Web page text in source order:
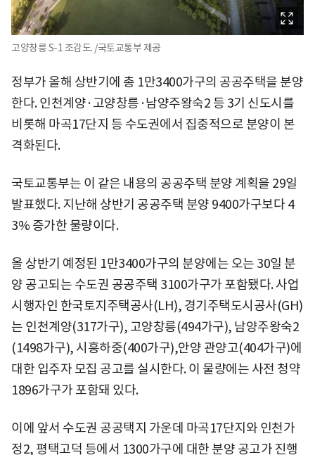
고양창릉 S-1 조감도. /국토교통부 제공
정부가 올해 상반기에 총 1만3400가구의 공공주택을 분양
한다. 인천계양·고양창릉·남양주왕숙2 등 3기 신도시를
비롯해 마곡17단지 등 수도권에서 집중적으로 분양이 본
격화된다.
국토교통부는 이 같은 내용의 공공주택 분양 계획을 29일
발표했다. 지난해 상반기 공공주택 분양 9400가구보다 4
3% 증가한 물량이다.
올 상반기 예정된 1만3400가구의 분양에는 오는 30일 분
양 공고되는 수도권 공공주택 3100가구가 포함됐다. 사업
시행자인 한국토지주택공사(LH), 경기주택도시공사(GH)
는 인천계양(317가구), 고양창릉(494가구), 남양주왕숙2
(1498가구), 시흥하중(400가구),안양 관양고(404가구)에
대한 입주자 모집 공고를 실시한다. 이 물량에는 사전 청약
1896가구가 포함돼 있다.
이에 앞서 수도권 공공택지 가운데 마곡17단지와 인천가
정2, 평택고덕 등에서 1300가구에 대한 분양 공고가 진행